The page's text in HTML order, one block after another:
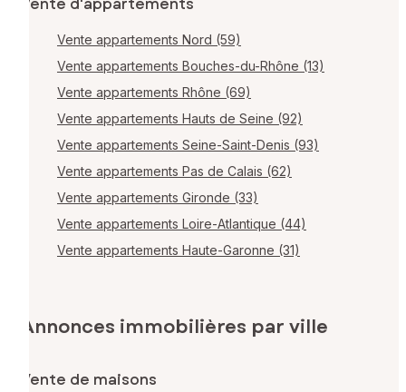
Vente d'appartements
Vente appartements Nord (59)
Vente appartements Bouches-du-Rhône (13)
Vente appartements Rhône (69)
Vente appartements Hauts de Seine (92)
Vente appartements Seine-Saint-Denis (93)
Vente appartements Pas de Calais (62)
Vente appartements Gironde (33)
Vente appartements Loire-Atlantique (44)
Vente appartements Haute-Garonne (31)
Annonces immobilières par ville
Vente de maisons